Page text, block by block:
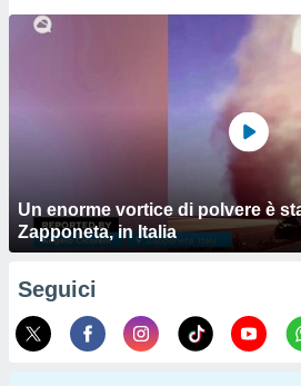
Un enorme vortice di polvere è
Zapponeta, in Italia
Seguici